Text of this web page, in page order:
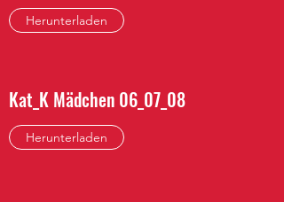
Herunterladen
Kat_K Mädchen 06_07_08
Herunterladen